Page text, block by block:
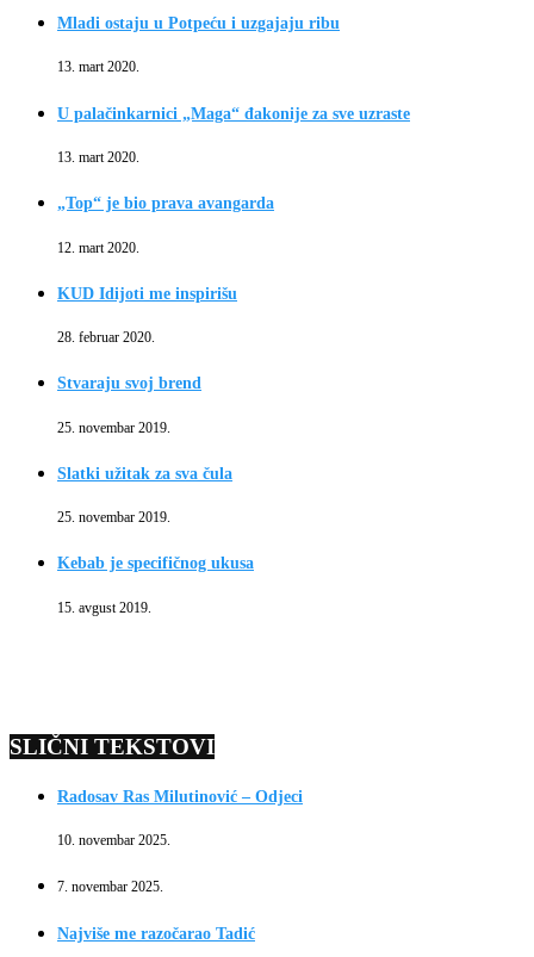
Mladi ostaju u Potpeću i uzgajaju ribu
13. mart 2020.
U palačinkarnici „Maga“ đakonije za sve uzraste
13. mart 2020.
„Top“ je bio prava avangarda
12. mart 2020.
KUD Idijoti me inspirišu
28. februar 2020.
Stvaraju svoj brend
25. novembar 2019.
Slatki užitak za sva čula
25. novembar 2019.
Kebab je specifičnog ukusa
15. avgust 2019.
SLIČNI TEKSTOVI
Radosav Ras Milutinović – Odjeci
10. novembar 2025.
7. novembar 2025.
Najviše me razočarao Tadić